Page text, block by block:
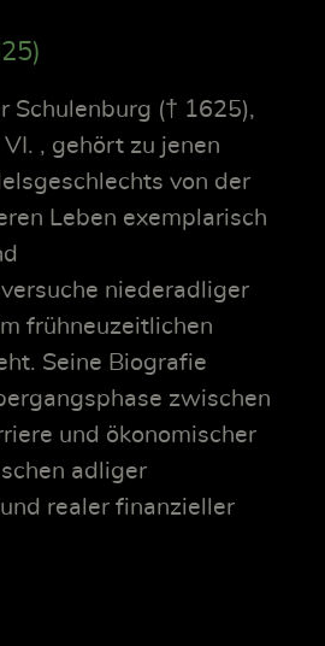
Schulenburg († 1625),
, gehört zu jenen
von der
Leben exemplarisch
niederadliger
frühneuzeitlichen
Seine Biografie
zwischen
und ökonomischer
adliger
realer finanzieller